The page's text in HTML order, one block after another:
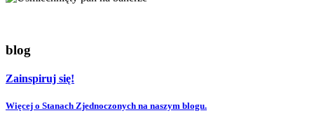
blog
Zainspiruj się!
Więcej o Stanach Zjednoczonych na naszym blogu.